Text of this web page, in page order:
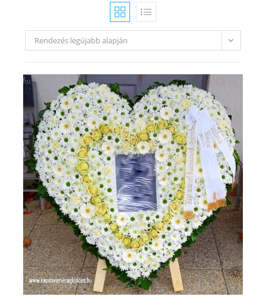
Rendezés legújabb alapján